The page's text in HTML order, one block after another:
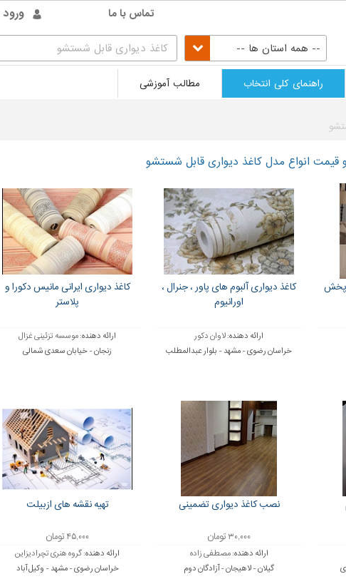
ورود تماس با ما
-- همه استان ها --
راهنمای کلی انتخاب مطالب آموزشی
قیمت انواع مدل کاغذ دیواری قابل شستشو
پخش
کاغذ دیواری آلبوم های پاور ، جنرال ،
اورانیوم
ارائه دهنده:لاوان دکور
خراسان رضوی - مشهد - بلوار عبدالمطلب
کاغذ دیواری ایرانی مانیس دکورا و
پلاستر
ارائه دهنده:موسسه تزئینی غزال
زنجان - خیابان سعدی شمالی
نصب کاغذ دیواری تضمینی
۳۰,۰۰۰ تومان
ارائه دهنده:مصطفی زاده
گیلان - لاهیجان - آزادگان دوم
تهیه نقشه های ازبیلت
۴۵,۰۰۰ تومان
ارائه دهنده:گروه هنری تچرادیزاین
خراسان رضوی - مشهد - وکیل آباد